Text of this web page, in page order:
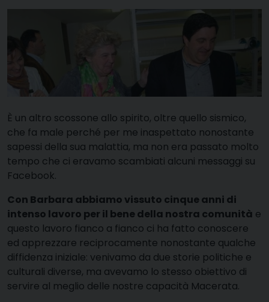
È un altro scossone allo spirito, oltre quello sismico,
che fa male perché per me inaspettato nonostante
sapessi della sua malattia, ma non era passato molto
tempo che ci eravamo scambiati alcuni messaggi su
Facebook.
Con Barbara abbiamo vissuto cinque anni di
intenso lavoro per il bene della nostra comunità e
questo lavoro fianco a fianco ci ha fatto conoscere
ed apprezzare reciprocamente nonostante qualche
diffidenza iniziale: venivamo da due storie politiche e
culturali diverse, ma avevamo lo stesso obiettivo di
servire al meglio delle nostre capacità Macerata.